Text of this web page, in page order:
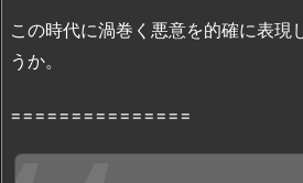
n・
B
の
この時代に渦巻く悪意を的確に表現
うか。
===============